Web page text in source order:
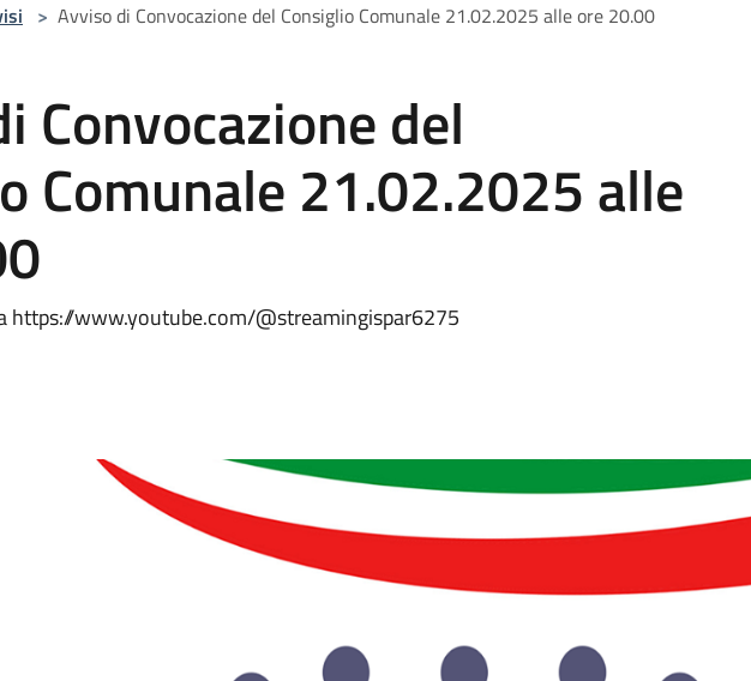
> Avviso di Convocazione del Consiglio Comunale 21.02.2025 alle ore 20.00
Convocazione del
Comunale 21.02.2025 alle
https://www.youtube.com/@streamingispar6275